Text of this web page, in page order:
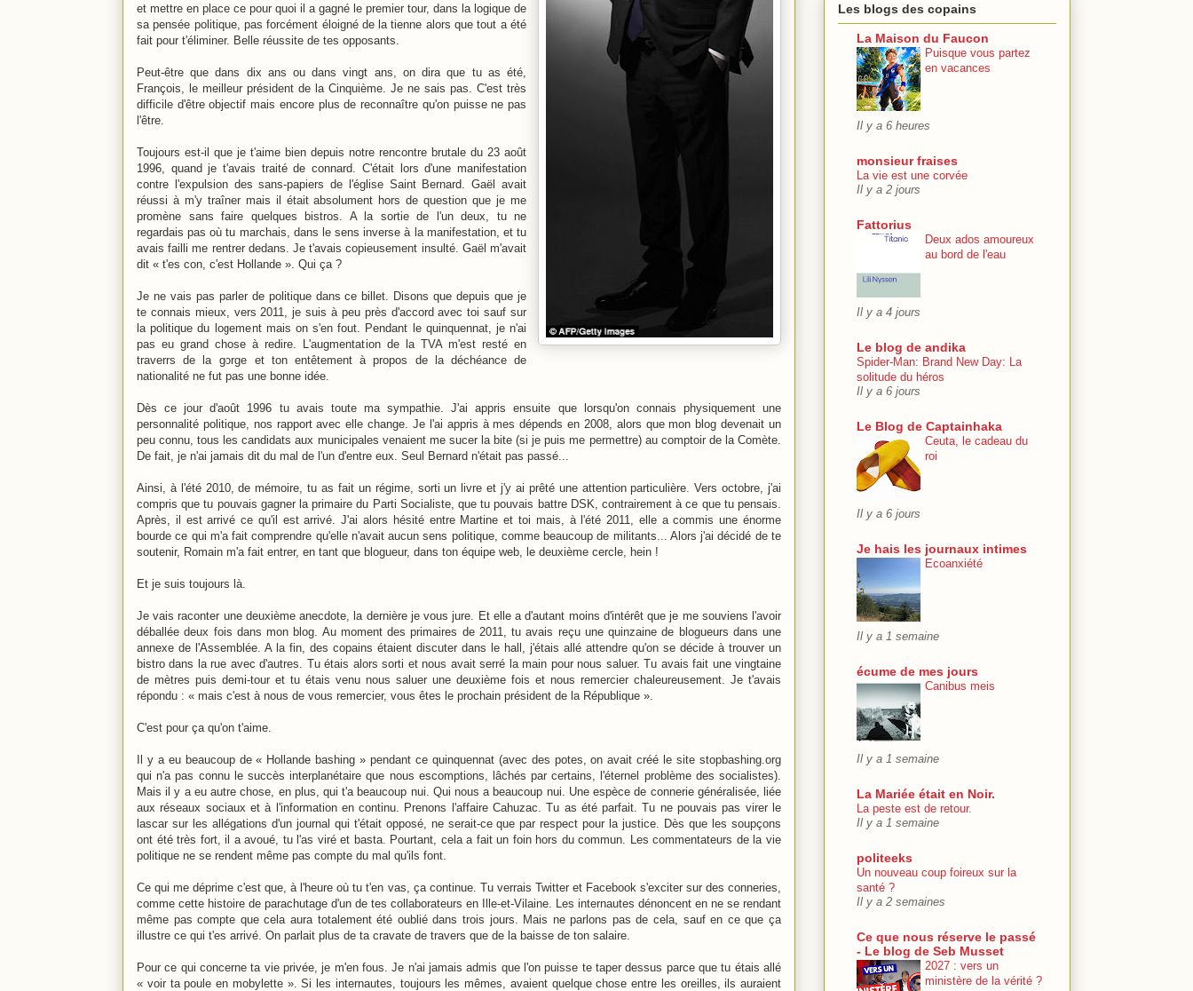
et mettre en place ce pour quoi il a gagné le premier tour, dans la logique de
sa pensée politique, pas forcément éloigné de la tienne alors que tout a été
fait pour t'éliminer. Belle réussite de tes opposants.
Peut-être que dans dix ans ou dans vingt ans, on dira que tu as été,
François, le meilleur président de la Cinquième. Je ne sais pas. C'est très
difficile d'être objectif mais encore plus de reconnaître qu'on puisse ne pas
l'être.
Toujours est-il que je t'aime bien depuis notre rencontre brutale du 23 août
1996, quand je t'avais traité de connard. C'était lors d'une manifestation
contre l'expulsion des sans-papiers de l'église Saint Bernard. Gaël avait
réussi à m'y traîner mais il était absolument hors de question que je me
promène sans faire quelques bistros. A la sortie de l'un deux, tu ne
regardais pas où tu marchais, dans le sens inverse à la manifestation, et tu
avais failli me rentrer dedans. Je t'avais copieusement insulté. Gaël m'avait
dit « t'es con, c'est Hollande ». Qui ça ?
Je ne vais pas parler de politique dans ce billet. Disons que depuis que je
te connais mieux, vers 2011, je suis à peu près d'accord avec toi sauf sur
la politique du logement mais on s'en fout. Pendant le quinquennat, je n'ai
pas eu grand chose à redire. L'augmentation de la TVA m'est resté en
traverrs de la gorge et ton entêtement à propos de la déchéance de
nationalité ne fut pas une bonne idée.
Dès ce jour d'août 1996 tu avais toute ma sympathie. J'ai appris ensuite que lorsqu'on connais physiquement une
personnalité politique, nos rapport avec elle change. Je l'ai appris à mes dépends en 2008, alors que mon blog devenait un
peu connu, tous les candidats aux municipales venaient me sucer la bite (si je puis me permettre) au comptoir de la Comète.
De fait, je n'ai jamais dit du mal de l'un d'entre eux. Seul Bernard n'était pas passé...
Ainsi, à l'été 2010, de mémoire, tu as fait un régime, sorti un livre et j'y ai prêté une attention particulière. Vers octobre, j'ai
compris que tu pouvais gagner la primaire du Parti Socialiste, que tu pouvais battre DSK, contrairement à ce que tu pensais.
Après, il est arrivé ce qu'il est arrivé. J'ai alors hésité entre Martine et toi mais, à l'été 2011, elle a commis une énorme
bourde ce qui m'a fait comprendre qu'elle n'avait aucun sens politique, comme beaucoup de militants... Alors j'ai décidé de te
soutenir, Romain m'a fait entrer, en tant que blogueur, dans ton équipe web, le deuxième cercle, hein !
Et je suis toujours là.
Je vais raconter une deuxième anecdote, la dernière je vous jure. Et elle a d'autant moins d'intérêt que je me souviens l'avoir
déballée deux fois dans mon blog. Au moment des primaires de 2011, tu avais reçu une quinzaine de blogueurs dans une
annexe de l'Assemblée. A la fin, des copains étaient discuter dans le hall, j'étais allé attendre qu'on se décide à trouver un
bistro dans la rue avec d'autres. Tu étais alors sorti et nous avait serré la main pour nous saluer. Tu avais fait une vingtaine
de mètres puis demi-tour et tu étais venu nous saluer une deuxième fois et nous remercier chaleureusement. Je t'avais
répondu : « mais c'est à nous de vous remercier, vous êtes le prochain président de la République ».
C'est pour ça qu'on t'aime.
Il y a eu beaucoup de « Hollande bashing » pendant ce quinquennat (avec des potes, on avait créé le site stopbashing.org
qui n'a pas connu le succès interplanétaire que nous escomptions, lâchés par certains, l'éternel problème des socialistes).
Mais il y a eu autre chose, en plus, qui t'a beaucoup nui. Qui nous a beaucoup nui. Une espèce de connerie généralisée, liée
aux réseaux sociaux et à l'information en continu. Prenons l'affaire Cahuzac. Tu as été parfait. Tu ne pouvais pas virer le
lascar sur les allégations d'un journal qui t'était opposé, ne serait-ce que par respect pour la justice. Dès que les soupçons
ont été très fort, il a avoué, tu l'as viré et basta. Pourtant, cela a fait un foin hors du commun. Les commentateurs de la vie
politique ne se rendent même pas compte du mal qu'ils font.
Ce qui me déprime c'est que, à l'heure où tu t'en vas, ça continue. Tu verrais Twitter et Facebook s'exciter sur des conneries,
comme cette histoire de parachutage d'un de tes collaborateurs en Ille-et-Vilaine. Les internautes dénoncent en ne se rendant
même pas compte que cela aura totalement été oublié dans trois jours. Mais ne parlons pas de cela, sauf en ce que ça
illustre ce qui t'es arrivé. On parlait plus de ta cravate de travers que de la baisse de ton salaire.
Pour ce qui concerne ta vie privée, je m'en fous. Je n'ai jamais admis que l'on puisse te taper dessus parce que tu étais allé
« voir ta poule en mobylette ». Si les internautes, toujours les mêmes, avaient quelque chose entre les oreilles, ils auraient
Les blogs des copains
La Maison du Faucon
Puisque vous partez
en vacances
Il y a 6 heures
monsieur fraises
La vie est une corvée
Il y a 2 jours
Fattorius
Deux ados amoureux
au bord de l'eau
Il y a 4 jours
Le blog de andika
Spider-Man: Brand New Day: La
solitude du héros
Il y a 6 jours
Le Blog de Captainhaka
Ceuta, le cadeau du
roi
Il y a 6 jours
Je hais les journaux intimes
Ecoanxiété
Il y a 1 semaine
écume de mes jours
Canibus meis
Il y a 1 semaine
La Mariée était en Noir.
La peste est de retour.
Il y a 1 semaine
politeeks
Un nouveau coup foireux sur la
santé ?
Il y a 2 semaines
Ce que nous réserve le passé
- Le blog de Seb Musset
2027 : vers un
ministère de la vérité ?